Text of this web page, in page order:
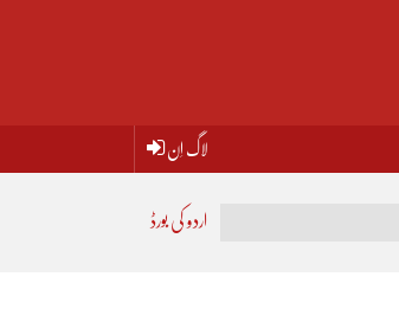
لاگ اِن
اردو کی بورڈ